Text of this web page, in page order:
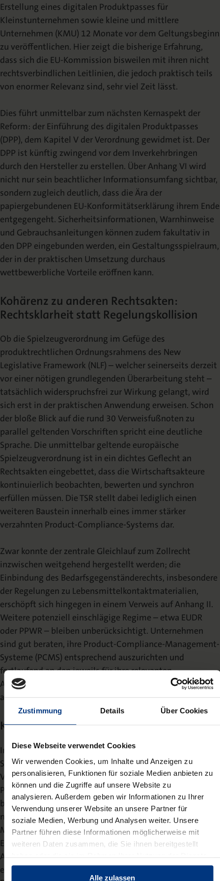
Zustimmung Details Über Cookies
Diese Webseite verwendet Cookies
Wir verwenden Cookies, um Inhalte und Anzeigen zu
personalisieren, Funktionen für soziale Medien anbieten zu
können und die Zugriffe auf unsere Website zu
analysieren. Außerdem geben wir Informationen zu Ihrer
Verwendung unserer Website an unsere Partner für
soziale Medien, Werbung und Analysen weiter. Unsere
Partner führen diese Informationen möglicherweise mit
weiteren Daten zusammen, die Sie ihnen bereitgestellt
haben oder die sie im Rahmen Ihrer Nutzung der Dienste
gesammelt haben.
Alle zulassen
Erstellung eines digitalen Produktpasses für
Kleinstunternehmen sowie kleine und mittlere
Unternehmen (KMU) 12 Monate vor dem Geltungsbeginn
zu veröffentlichen. Hier zeigt die bisherige Erfahrung,
dass sich die EU-Kommission bisweilen mit ihren nicht
rechtsverbindlichen Leitlinien, die jedoch praktisch teils
von enormer Relevanz sind, sehr viel Zeit lässt.
Dies führt unmittelbar zum nächsten Kernaspekt der
Reform: der Einführung des digitalen Produktpasses
(DPP), dem Kapitel V der Verordnung gewidmet ist. Der
DPP ist künftig zwingend vor dem Inverkehrbringen
durch den Hersteller zu erstellen. Über Anhang VI wird
nicht nur sein beachtlicher Informationsumfang sichtbar,
sondern zugleich deutlich, dass die Ära der
papiergebundenen EU-Konformitätserklärung ihrem Ende
entgegengeht. Sicherheitsinformationen, Warnhinweise
und Gebrauchsanleitungen können zudem fakultativ in
den DPP eingebunden werden, ein Gestaltungsspielraum,
der in der praktischen Umsetzung durchaus
wettbewerbliche Vorteile eröffnen kann.
Kohärenz zu anderen Rechtsakten:
Rechtsklarheit statt Regelungskollision
Ob die Spielzeugverordnung im Gefüge des
produktrechtlichen Ordnungsrahmens des New
Legislative Framework (NLF) – welcher seinerseits derzeit
vor einer nötigen grundlegenden Überarbeitung steht –
tatsächlich widerspruchsfrei zur Wirkung gelangt, wird
sich erst in der praktischen Anwendung erweisen. Schon
der bloße Blick auf die rund 30 Verweisfußnoten zu
parallel geltenden Vorschriften spricht eine deutliche
Sprache. Die unmittelbar geltende europäische
Spielzeugverordnung ist in ein dichtes Geflecht an
Rechtsakten eingebettet, dass die Wirtschaftsakteure
kontinuierlich beobachten, bewerten und synchron
erfüllen müssen. Die TSR stellt dabei lediglich einen
weiteren Baustein innerhalb eines immer stärker
verzahnten Product-Compliance-Systems dar.
Zwar konnte der zentrale Gleichlauf zum Zollrecht
inzwischen weitgehend hergestellt werden; die
Einbindung des Bedarfsgegenständerechts, insbesondere
der Regelungen zu Lebensmittelkontaktmaterialien,
erschöpft sich hingegen in einem Verweis auf Anhang II.
Weitere potenziell einschlägige Regime – etwa EUDR
oder PPWR – bleiben unberücksichtigt. Unternehmen
sind gut beraten, ihre Product-Compliance-Management-
Systeme (PCMS) entsprechend auszurichten und
fortlaufend an den jeweils für ihre relevanten
Absatzmärkte geltenden regulatorischen Stand
anzupassen.
Kritik
Insbesondere Fragen bezüglich der Einklassifizierung von
Spielzeug hinsichtlich der Abgrenzung zu
Verbraucherprodukten des allgemeinen
Produktsicherheitsrecht werden nicht ausreichend
beantwortet. Diese führen in der Anwendungspraxis
nicht selten zu Auseinandersetzungen mit den
Marktaufsichtsbehörden bis hin zu gerichtlichen
Entscheidungen. Zwar wurde der sachliche
Anwendungsbereich der TSR über Artikel 2 semantisch
ergänzt, angesichts der Tragweite dieser